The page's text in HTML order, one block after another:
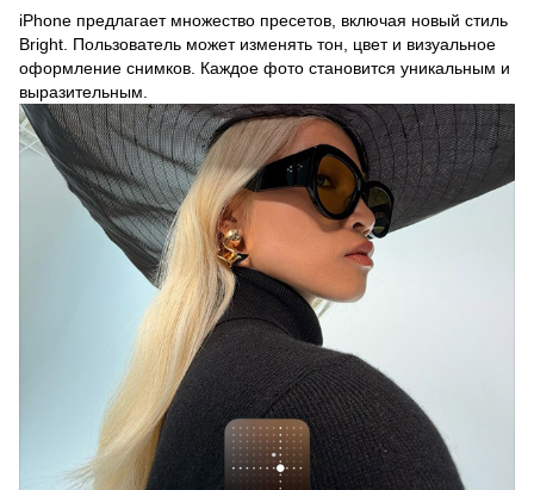
iPhone предлагает множество пресетов, включая новый стиль
Bright. Пользователь может изменять тон, цвет и визуальное
оформление снимков. Каждое фото становится уникальным и
выразительным.